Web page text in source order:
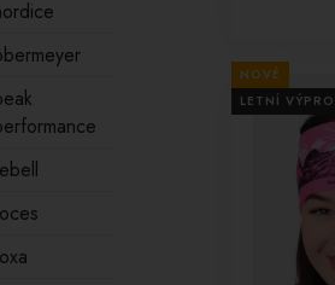
NOVÉ
LETNÍ